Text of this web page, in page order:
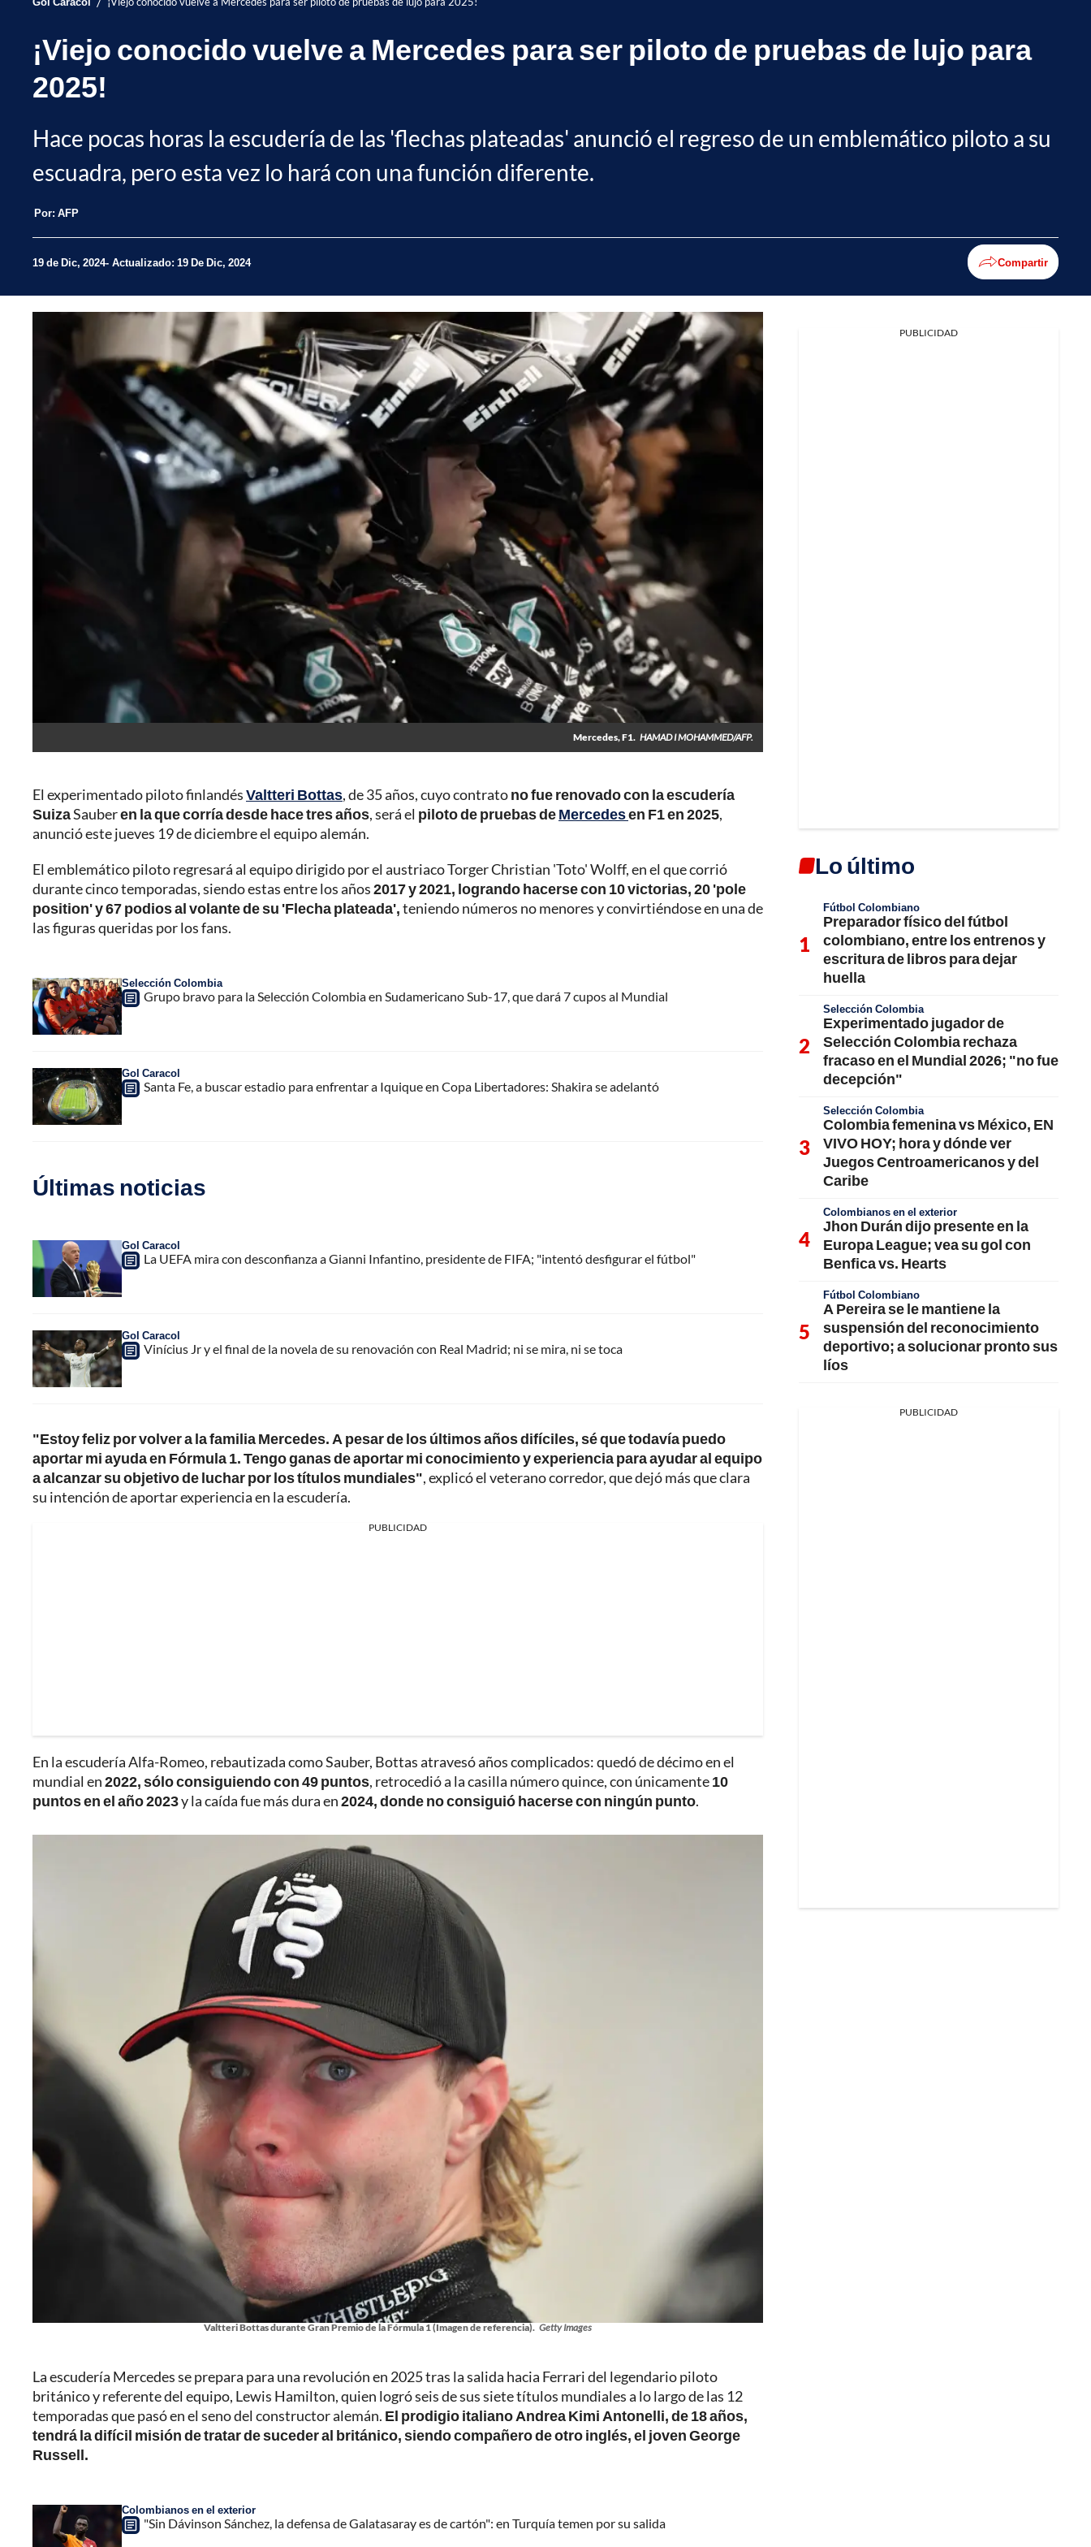
¡Viejo conocido vuelve a Mercedes para ser piloto de pruebas de lujo para
2025!
Hace pocas horas la escudería de las 'flechas plateadas' anunció el regreso de un emblemático piloto a su
escuadra, pero esta vez lo hará con una función diferente.
Por: AFP
19 de Dic, 2024 Actualizado: 19 De Dic, 2024 Compartir
Mercedes, F1. HAMAD I MOHAMMED/AFP.
El experimentado piloto finlandésValtteri Bottas, de 35 años, cuyo contratono fue renovado con la escudería
SuizaSauberen la que corría desde hace tres años, será el piloto de pruebas deMercedesen F1 en 2025,
anunció este jueves 19 de diciembre el equipo alemán.
El emblemático piloto regresará al equipo dirigido por el austriaco Torger Christian 'Toto' Wolff, en el que corrió
durante cinco temporadas, siendo estas entre los años2017 y 2021, logrando hacerse con 10 victorias, 20 'pole
position' y 67 podios al volante de su 'Flecha plateada',teniendo números no menores y convirtiéndose en una de
las figuras queridas por los fans.
Selección Colombia
Grupo bravo para la Selección Colombia en Sudamericano Sub-17, que dará 7 cupos al Mundial
Gol Caracol
Santa Fe, a buscar estadio para enfrentar a Iquique en Copa Libertadores: Shakira se adelantó
Últimas noticias
Gol Caracol
La UEFA mira con desconfianza a Gianni Infantino, presidente de FIFA; "intentó desfigurar el fútbol"
Gol Caracol
Vinícius Jr y el final de la novela de su renovación con Real Madrid; ni se mira, ni se toca
"Estoy feliz por volver a la familia Mercedes. A pesar de los últimos años difíciles, sé que todavía puedo
aportar mi ayuda en Fórmula 1. Tengo ganas de aportar mi conocimiento y experiencia para ayudar al equipo
a alcanzar su objetivo de luchar por los títulos mundiales", explicó el veterano corredor, que dejó más que clara
su intención de aportar experiencia en la escudería.
PUBLICIDAD
En la escudería Alfa-Romeo, rebautizada como Sauber, Bottas atravesó años complicados: quedó de décimo en el
mundial en2022, sólo consiguiendo con 49 puntos, retrocedió a la casilla número quince, con únicamente10
puntos en el año 2023y la caída fue más dura en2024, donde no consiguió hacerse con ningún punto.
Valtteri Bottas durante Gran Premio de la Fórmula 1 (Imagen de referencia). Getty Images
La escudería Mercedes se prepara para una revolución en 2025 tras la salida hacia Ferrari del legendario piloto
británico y referente del equipo, Lewis Hamilton, quien logró seis de sus siete títulos mundiales a lo largo de las 12
temporadas que pasó en el seno del constructor alemán. El prodigio italiano Andrea Kimi Antonelli, de 18 años,
tendrá la difícil misión de tratar de suceder al británico, siendo compañero de otro inglés, el joven George
Russell.
Colombianos en el exterior
"Sin Dávinson Sánchez, la defensa de Galatasaray es de cartón": en Turquía temen por su salida
PUBLICIDAD
Lo último
Fútbol Colombiano
Preparador físico del fútbol
colombiano, entre los entrenos y
escritura de libros para dejar
huella
Selección Colombia
Experimentado jugador de
Selección Colombia rechaza
fracaso en el Mundial 2026; "no fue
decepción"
Selección Colombia
Colombia femenina vs México, EN
VIVO HOY; hora y dónde ver
Juegos Centroamericanos y del
Caribe
Colombianos en el exterior
Jhon Durán dijo presente en la
Europa League; vea su gol con
Benfica vs. Hearts
Fútbol Colombiano
A Pereira se le mantiene la
suspensión del reconocimiento
deportivo; a solucionar pronto sus
líos
PUBLICIDAD